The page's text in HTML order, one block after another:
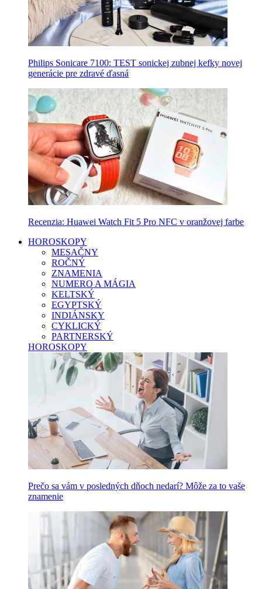
Philips Sonicare 7100: TEST sonickej zubnej kefky novej
generácie pre zdravé ďasná
Recenzia: Huawei Watch Fit 5 Pro NFC v oranžovej farbe
HOROSKOPY
MESAČNY
ROČNÝ
ZNAMENIA
NUMERO A MÁGIA
KELTSKÝ
EGYPTSKÝ
INDIÁNSKY
CYKLICKÝ
PARTNERSKÝ
HOROSKOPY
Prečo sa vám v posledných dňoch nedarí? Môže za to vaše
znamenie